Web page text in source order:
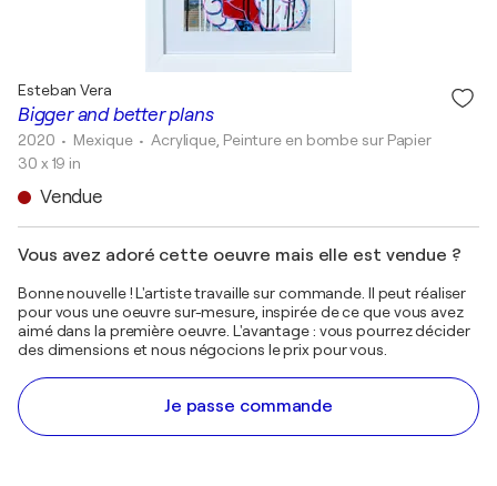
Bigger and better plans
Esteban Vera
2020 • Mexique • Acrylique, Peinture en bombe sur Papier
30 x 19 in
Vendue
Vous avez adoré cette oeuvre mais elle est vendue ?
Bonne nouvelle ! L'artiste travaille sur commande. Il peut réaliser
pour vous une oeuvre sur-mesure, inspirée de ce que vous avez
aimé dans la première oeuvre. L'avantage : vous pourrez décider
des dimensions et nous négocions le prix pour vous.
Je passe commande